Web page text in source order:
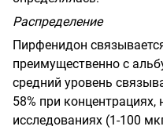
Распределение
Пирфенидон
преимущественно с
средний уровень
58% при
исследованиях (1-100